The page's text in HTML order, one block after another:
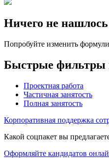
Ничего не нашлось
Попробуйте изменить
Быстрые фильтры
Проектная работа
Частичная занятость
Полная занятость
Корпоративная поддержка
Какой соцпакет вы
Оформляйте кандидатов